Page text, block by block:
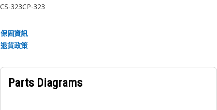
CS-323CP-323
保固資訊
退貨政策
Parts Diagrams